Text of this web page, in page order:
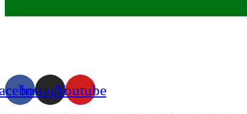
InstagramYoutube